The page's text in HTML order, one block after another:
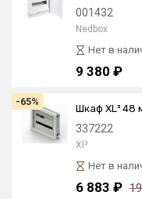
001432
Nedbox
Нет в
9 380 ₽
-65%
Шкаф XL³ 48
337222
Xl³
Нет в
6 883 ₽